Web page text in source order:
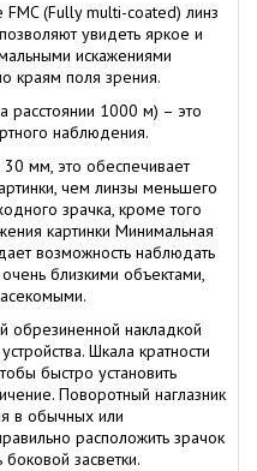
(Fully multi-coated) линз
увидеть яркое и
искажениями
краям поля зрения.
расстоянии 1000 м) – это
наблюдения.
мм, это обеспечивает
чем линзы меньшего
зрачка, кроме того
картинки Минимальная
возможность наблюдать
близкими объектами,
обрезиненной накладкой
Шкала кратности
быстро установить
Поворотный наглазник
в обычных или
расположить зрачок
засветки.